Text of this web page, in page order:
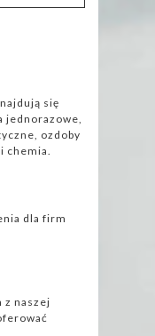
się
jednorazowe,
ozdoby
chemia.
dla firm
z naszej